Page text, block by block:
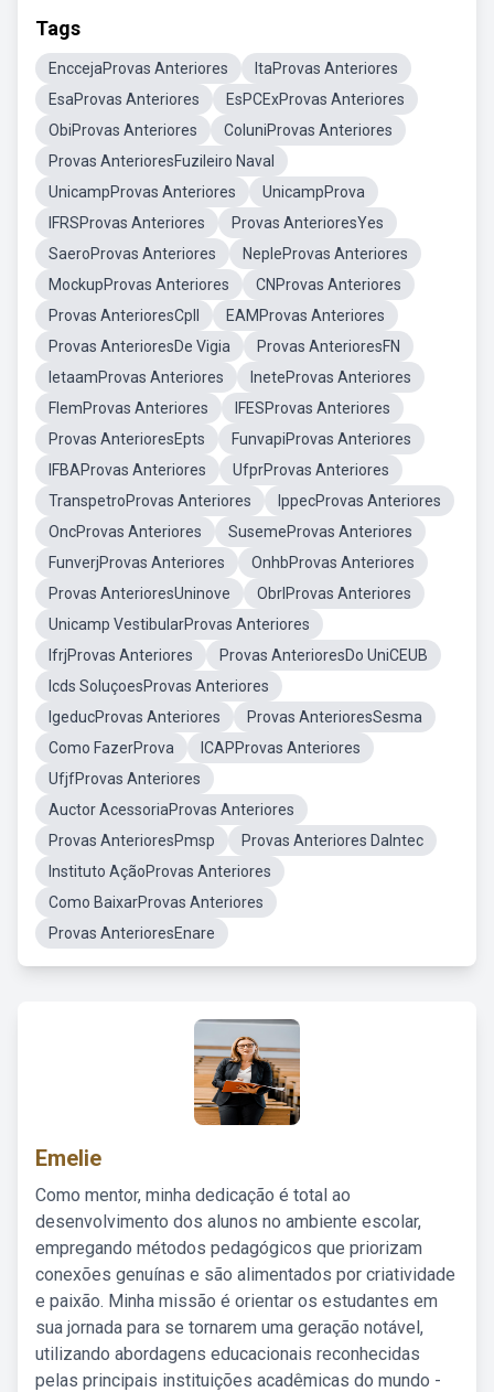
Tags
EnccejaProvas Anteriores
ItaProvas Anteriores
EsaProvas Anteriores
EsPCExProvas Anteriores
ObiProvas Anteriores
ColuniProvas Anteriores
Provas AnterioresFuzileiro Naval
UnicampProvas Anteriores
UnicampProva
IFRSProvas Anteriores
Provas AnterioresYes
SaeroProvas Anteriores
NepleProvas Anteriores
MockupProvas Anteriores
CNProvas Anteriores
Provas AnterioresCpll
EAMProvas Anteriores
Provas AnterioresDe Vigia
Provas AnterioresFN
IetaamProvas Anteriores
IneteProvas Anteriores
FlemProvas Anteriores
IFESProvas Anteriores
Provas AnterioresEpts
FunvapiProvas Anteriores
IFBAProvas Anteriores
UfprProvas Anteriores
TranspetroProvas Anteriores
IppecProvas Anteriores
OncProvas Anteriores
SusemeProvas Anteriores
FunverjProvas Anteriores
OnhbProvas Anteriores
Provas AnterioresUninove
ObrlProvas Anteriores
Unicamp VestibularProvas Anteriores
IfrjProvas Anteriores
Provas AnterioresDo UniCEUB
Icds SoluçoesProvas Anteriores
IgeducProvas Anteriores
Provas AnterioresSesma
Como FazerProva
ICAPProvas Anteriores
UfjfProvas Anteriores
Auctor AcessoriaProvas Anteriores
Provas AnterioresPmsp
Provas Anteriores DaIntec
Instituto AçãoProvas Anteriores
Como BaixarProvas Anteriores
Provas AnterioresEnare
Emelie
Como mentor, minha dedicação é total ao
desenvolvimento dos alunos no ambiente escolar,
empregando métodos pedagógicos que priorizam
conexões genuínas e são alimentados por criatividade
e paixão. Minha missão é orientar os estudantes em
sua jornada para se tornarem uma geração notável,
utilizando abordagens educacionais reconhecidas
pelas principais instituições acadêmicas do mundo -